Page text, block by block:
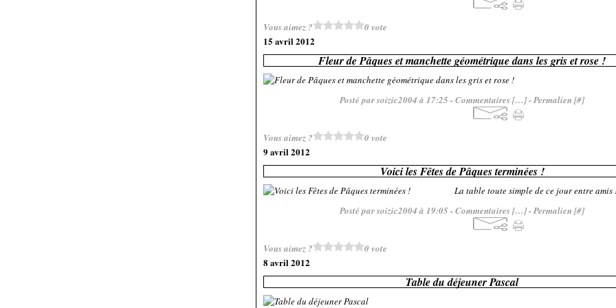
Vous aimez ? 0 vote
15 avril 2012
Fleur de Pâques et manchette géométrique dans les gris et rose !
Posté par soizic2004 à 17:25 -Commentaires […]- Permalien [#]
Vous aimez ? 0 vote
9 avril 2012
Voici les Fêtes de Pâques terminées !
La table toute simple de ce jour entre amis
Posté par soizic2004 à 19:05 -Commentaires […]- Permalien [#]
Vous aimez ? 0 vote
8 avril 2012
Table du déjeuner Pascal